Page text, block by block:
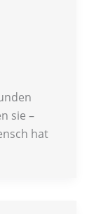
sie –
hat